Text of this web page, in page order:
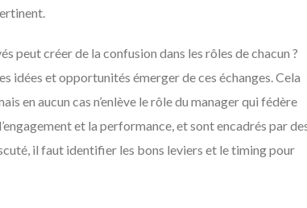
peut créer de la confusion dans les rôles de chacun ?
idées et opportunités émerger de ces échanges. Cela
en aucun cas n’enlève le rôle du manager qui fédère
et la performance, et sont encadrés par
il faut identifier les bons leviers et le timing pour